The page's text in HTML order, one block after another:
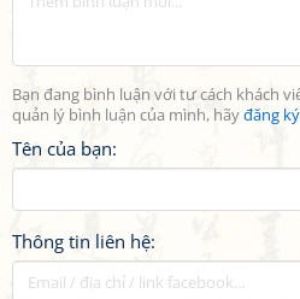
Bạn đang bình luận với tư cách khách
quản lý bình luận của mình, hãyđăng
Tên của bạn:
Thông tin liên hệ: